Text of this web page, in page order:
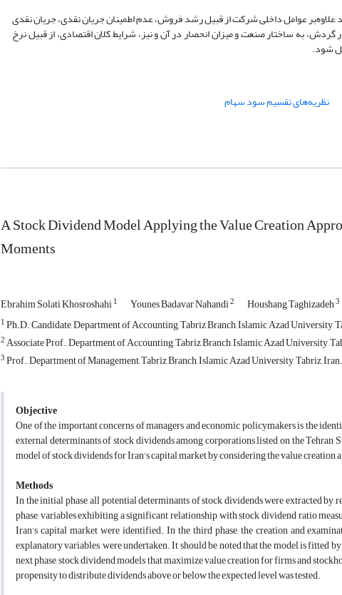
عوامل داخلی شرکت از قبیل رشد فروش، عدم اطمینان جریان نقدی، جریان نقدی
به ساختار صنعت و میزان انحصار در آن و نیز، شرایط کلان اقتصادی، از قبیل نرخ
شود.
نظریه‌های تقسیم سود سهام
A Stock Dividend Model Applying the Value Creation
Moments
Ebrahim Solati Khosroshahi1 Younes Badavar Nahandi2 Houshang Taghizadeh3
1Ph.D. Candidate, Department of Accounting, Tabriz Branch, Islamic Azad University,
2Associate Prof., Department of Accounting, Tabriz Branch, Islamic Azad University,
3Prof., Department of Management, Tabriz Branch, Islamic Azad University, Tabriz, Iran.
Objective
One of the important concerns of managers and economic policymakers is the
external determinants of stock dividends among corporations listed on the
model of stock dividends for Iran’s capital market by considering the value creation
Methods
In the initial phase, all potential determinants of stock dividends were extracted by
phase, variables exhibiting a significant relationship with stock dividend ratio
Iran’s capital market were identified. In the third phase, the creation and
explanatory variables, were undertaken. It should be noted that the model is fitted
next phase, stock dividend models that maximize value creation for firms and
propensity to distribute dividends above or below the expected level was tested.